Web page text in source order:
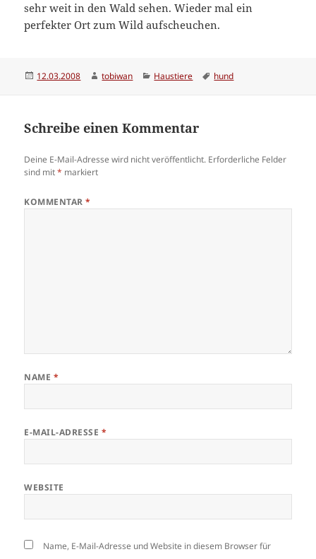
sehr weit in den Wald sehen. Wieder mal ein
perfekter Ort zum Wild aufscheuchen.
Veröffentlicht
12.03.2008 Autor
tobiwan Kategorien
Haustiere Schlagwörter
hund
Schreibe einen Kommentar
Deine E-Mail-Adresse wird nicht veröffentlicht. Erforderliche Felder
sind mit* markiert
KOMMENTAR*
NAME *
E-MAIL-ADRESSE *
WEBSITE
Name, E-Mail-Adresse und Website in diesem Browser für